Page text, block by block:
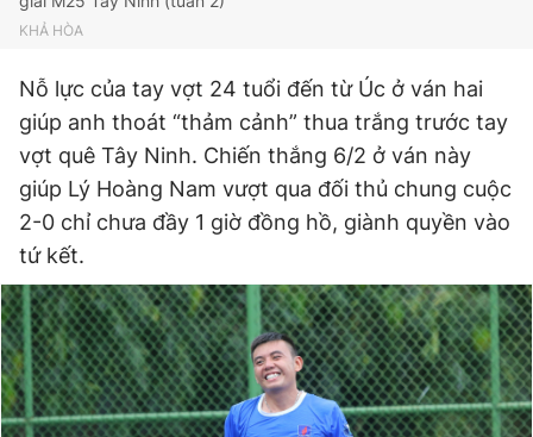
Giấy phép xuất bản số 110/GP - BTTTT cấp ngày 24.3.2020
bản. Phát triển bởi ePi Technologies, JSC.
KHẢ HÒA
Nỗ lực của tay vợt 24 tuổi đến từ Úc ở ván hai
giúp anh thoát “thảm cảnh” thua trắng trước tay
vợt quê Tây Ninh. Chiến thắng 6/2 ở ván này
giúp Lý Hoàng Nam vượt qua đối thủ chung cuộc
2-0 chỉ chưa đầy 1 giờ đồng hồ, giành quyền vào
tứ kết.